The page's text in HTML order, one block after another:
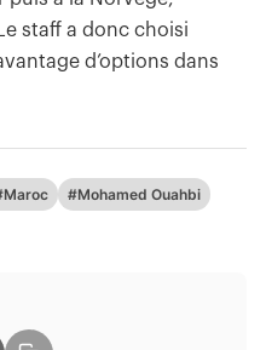
staff a donc choisi
d’options dans
#Mohamed Ouahbi